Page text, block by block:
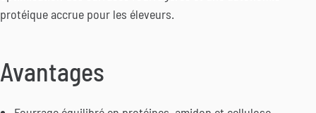
protéique accrue pour les éleveurs.
Avantages